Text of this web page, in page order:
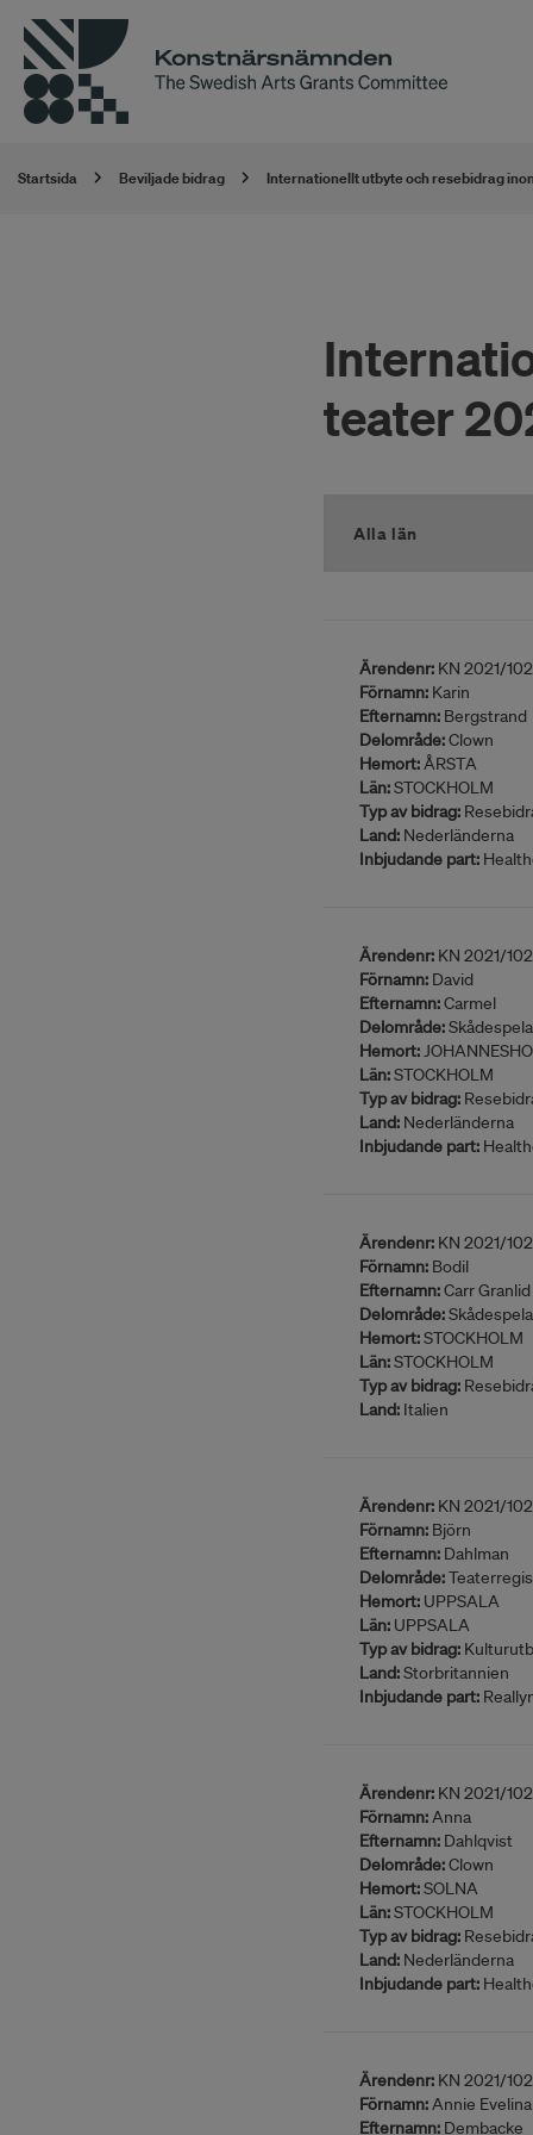
Startsida Beviljade bidrag Internationellt utbyte och resebidrag
teater
Ärendenr:KN 2021/
Förnamn:Karin
Efternamn:Bergstrand
Delområde:Clown
Hemort:ÅRSTA
Län:STOCKHOLM
Typ av bidrag:
Land:Nederländerna
Inbjudande part:
Ärendenr:KN 2021/
Förnamn:David
Efternamn:Carmel
Delområde:
Hemort:
Län:STOCKHOLM
Typ av bidrag:
Land:Nederländerna
Inbjudande part:
Ärendenr:KN 2021/
Förnamn:Bodil
Efternamn:Carr Granlid
Delområde:
Hemort:STOCKHOLM
Län:STOCKHOLM
Typ av bidrag:
Land:Italien
Ärendenr:KN 2021/
Förnamn:Björn
Efternamn:Dahlman
Delområde:
Hemort:UPPSALA
Län:UPPSALA
Typ av bidrag:
Land:Storbritannien
Inbjudande part:
Ärendenr:KN 2021/
Förnamn:Anna
Efternamn:Dahlqvist
Delområde:Clown
Hemort:SOLNA
Län:STOCKHOLM
Typ av bidrag:
Land:Nederländerna
Inbjudande part:
Ärendenr:KN 2021/
Förnamn:Annie Evelina
Efternamn:Dembacke